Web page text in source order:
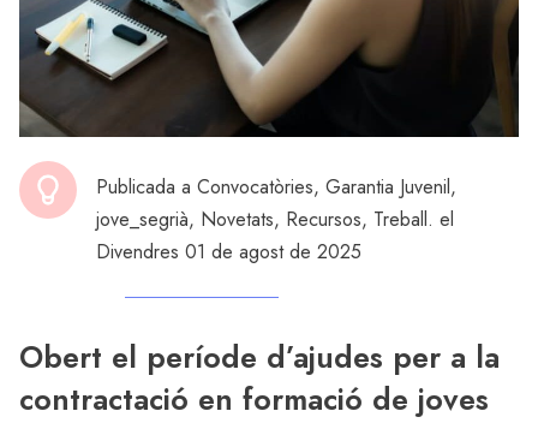
Publicada a Convocatòries, Garantia Juvenil,
jove_segrià, Novetats, Recursos, Treball. el
Divendres 01 de agost de 2025
Obert el període d’ajudes per a la
contractació en formació de joves